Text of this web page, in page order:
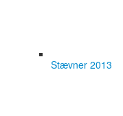
Stævner 2013